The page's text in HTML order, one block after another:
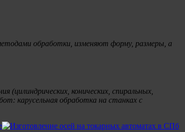
обработки, изменяют форму, размеры, а
(цилиндрических, конических, спиральных,
карусельная обработка на станках с